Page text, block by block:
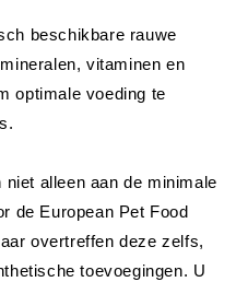
beschikbare rauwe
vitaminen en
optimale voeding te
alleen aan de minimale
de European Pet Food
overtreffen deze zelfs,
toevoegingen. U